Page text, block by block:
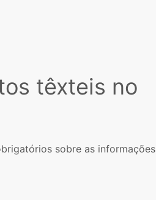
têxteis no
sobre as informações